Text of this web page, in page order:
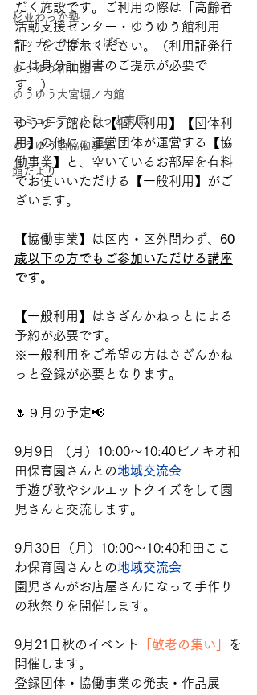
杉並わっか塾
キッチンひがしっぱら
ゆうゆう和田館
ゆうゆう大宮堀ノ内館
コミュニティふらっと東原
ゆうゆう館協働事業
館だより
だく施設です。ご利用の際は「高齢者
活動支援センター・ゆうゆう館利用
証」をご提示ください。（利用証発行
には身分証明書のご提示が必要で
す。）
ゆうゆう館には【個人利用】【団体利
用】の他に、運営団体が運営する【協
働事業】と、空いているお部屋を有料
でお使いいただける【一般利用】がご
ざいます。
【協働事業】は 区内・区外問わず、 60
歳以下の方でもご参加いただける講座
です。
【一般利用】はさざんかねっとによる
予約が必要です。
※一般利用をご希望の方はさざんかね
っと登録が必要となります。
🌷９月の予定📢
9月9日 （月）10:00～10:40ピノキオ和
田保育園さんとの地域交流会
手遊び歌やシルエットクイズをして園
児さんと交流します。
9月30日（月）10:00～10:40和田ここ
わ保育園さんと の地域交流会
園児さんがお店屋さんになって手作り
の秋祭りを開催します。
9月21日秋のイベント 「敬老の集い」
を
開催します。
登録団体・協働事業の発表・作品展